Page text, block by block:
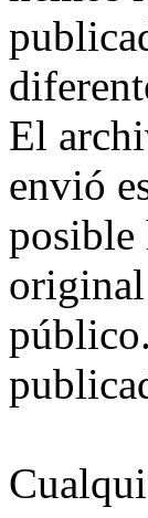
El
envió
posible
original